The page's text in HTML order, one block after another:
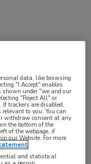
om
data, like browsing
"I Accept" enables
shown under "we and our
"Reject All" or
trackers are disabled,
to you. You can
withdraw consent at any
the bottom of the
of the webpage, if
our Website. For more
and statistical